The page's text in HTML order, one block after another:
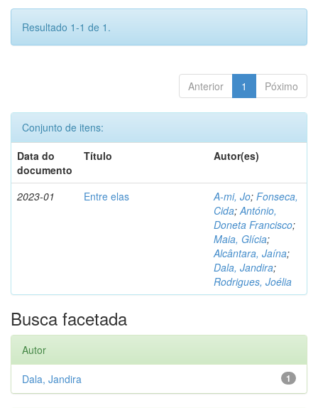
Resultado 1-1 de 1.
Anterior 1 Póximo
Conjunto de itens:
Data do
documento
Título Autor(es)
2023-01 Entre elas A-mi, Jo; Fonseca,
Cida;António,
Doneta Francisco;
Maia, Glícia;
Alcântara, Jaína;
Dala, Jandira;
Rodrigues, Joélia
Busca facetada
Autor
1
Dala, Jandira